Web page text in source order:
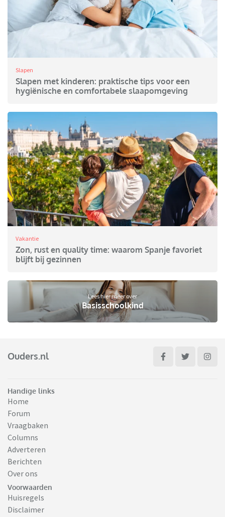
Slapen
Slapen met kinderen: praktische tips voor een
hygiënische en comfortabele slaapomgeving
Vakantie
Zon, rust en quality time: waarom Spanje favoriet
blijft bij gezinnen
Lees hier meer over
Basisschoolkind
Ouders.nl
Handige links
Home
Forum
Vraagbaken
Columns
Adverteren
Berichten
Over ons
Voorwaarden
Huisregels
Disclaimer